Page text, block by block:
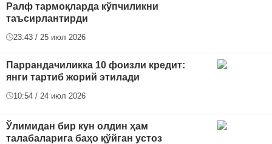
Ралф тармоқларда кўпчиликни
таъсирлантирди
23:43 / 25 июл 2026
Паррандачиликка 10 фоизли кредит:
янги тартиб жорий этилади
10:54 / 24 июл 2026
Ўлимидан бир кун олдин ҳам
талабаларига баҳо қўйган устоз